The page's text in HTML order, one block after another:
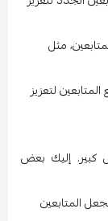
مثل
لتعزيز
كبير. إليك بعض
المتابعين